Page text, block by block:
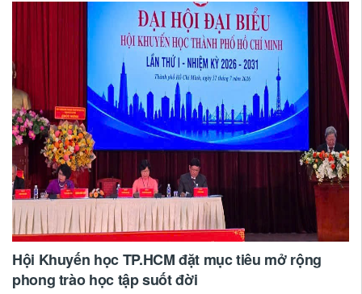
Hội Khuyến học TP.HCM đặt mục tiêu mở rộng
phong trào học tập suốt đời